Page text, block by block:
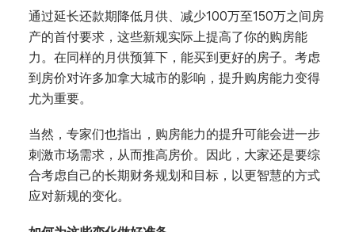
通过延长还款期降低月供、减少100万至150万之间房
产的首付要求，这些新规实际上提高了你的购房能
力。在同样的月供预算下，能买到更好的房子。考虑
到房价对许多加拿大城市的影响，提升购房能力变得
尤为重要。
当然，专家们也指出，购房能力的提升可能会进一步
刺激市场需求，从而推高房价。因此，大家还是要综
合考虑自己的长期财务规划和目标，以更智慧的方式
应对新规的变化。